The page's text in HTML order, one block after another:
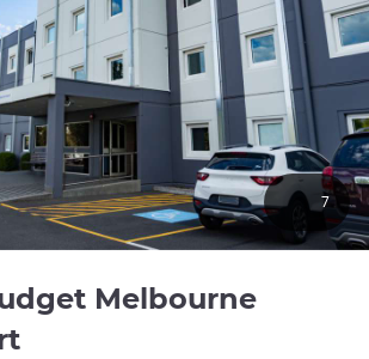
Melbourne
7